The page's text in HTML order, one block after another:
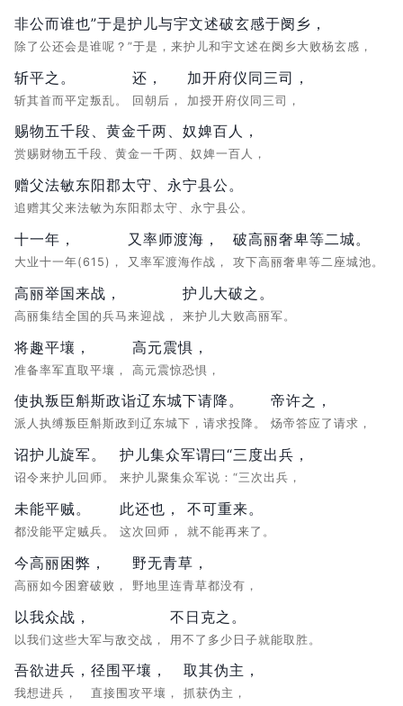
非公而谁也”于是护儿与宇文述破玄感于阌乡，
除了公还会是谁呢？”于是，来护儿和宇文述在阌乡大败杨玄感，
斩平之。
斩其首而平定叛乱。
还，
回朝后，
加开府仪同三司，
加授开府仪同三司，
赐物五千段、黄金千两、奴婢百人，
赏赐财物五千段、黄金一千两、奴婢一百人，
赠父法敏东阳郡太守、永宁县公。
追赠其父来法敏为东阳郡太守、永宁县公。
十一年，
大业十一年(615)，
又率师渡海，
又率军渡海作战，
破高丽奢卑等二城。
攻下高丽奢卑等二座城池。
高丽举国来战，
高丽集结全国的兵马来迎战，
护儿大破之。
来护儿大败高丽军。
将趣平壤，
准备率军直取平壤，
高元震惧，
高元震惊恐惧，
使执叛臣斛斯政诣辽东城下请降。
派人执缚叛臣斛斯政到辽东城下，请求投降。
帝许之，
炀帝答应了请求，
诏护儿旋军。
诏令来护儿回师。
护儿集众军谓曰“三度出兵，
来护儿聚集众军说：“三次出兵，
未能平贼。
都没能平定贼兵。
此还也，
这次回师，
不可重来。
就不能再来了。
今高丽困弊，
高丽如今困窘破败，
野无青草，
野地里连青草都没有，
以我众战，
以我们这些大军与敌交战，
不日克之。
用不了多少日子就能取胜。
吾欲进兵，
我想进兵，
径围平壤，
直接围攻平壤，
取其伪主，
抓获伪主，